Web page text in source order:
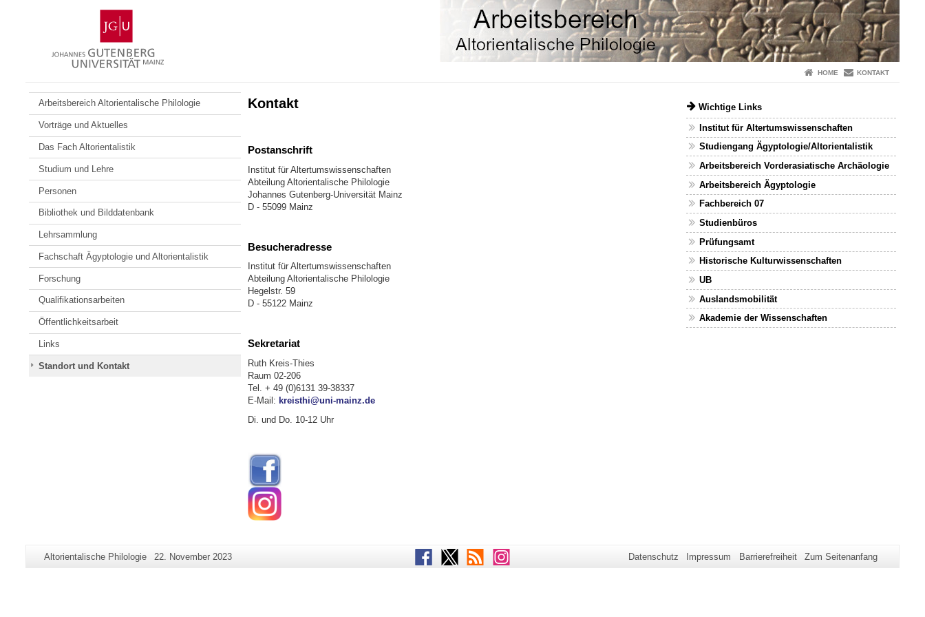
Gutenberg-
Universität
Mainz
HOME KONTAKT
Arbeitsbereich Altorientalische Philologie
Vorträge und Aktuelles
Das Fach Altorientalistik
Studium und Lehre
Personen
Bibliothek und Bilddatenbank
Lehrsammlung
Fachschaft Ägyptologie und Altorientalistik
Forschung
Qualifikationsarbeiten
Öffentlichkeitsarbeit
Links
Standort und Kontakt
Kontakt
Postanschrift
Institut für Altertumswissenschaften
Abteilung Altorientalische Philologie
Johannes Gutenberg-Universität Mainz
D - 55099 Mainz
Besucheradresse
Institut für Altertumswissenschaften
Abteilung Altorientalische Philologie
Hegelstr. 59
D - 55122 Mainz
Sekretariat
Ruth Kreis-Thies
Raum 02-206
Tel. + 49 (0)6131 39-38337
E-Mail: kreisthi@uni-mainz.de
Di. und Do. 10-12 Uhr
Wichtige Links
Institut für Altertumswissenschaften
Studiengang Ägyptologie/Altorientalistik
Arbeitsbereich Vorderasiatische Archäologie
Arbeitsbereich Ägyptologie
Fachbereich 07
Studienbüros
Prüfungsamt
Historische Kulturwissenschaften
UB
Auslandsmobilität
Akademie der Wissenschaften
Zusätzliche
Seiten-
Altorientalische Philologie
Letzte
22. November 2023 Facebook
TwitterRSS Instagram Datenschutz Impressum Barrierefreiheit Zum Seitenanfang